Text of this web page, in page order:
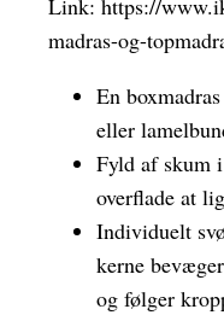
Link: https://
madras-og-
En
eller
Fyld af skum
overflade at
Individuelt
kerne
og følger